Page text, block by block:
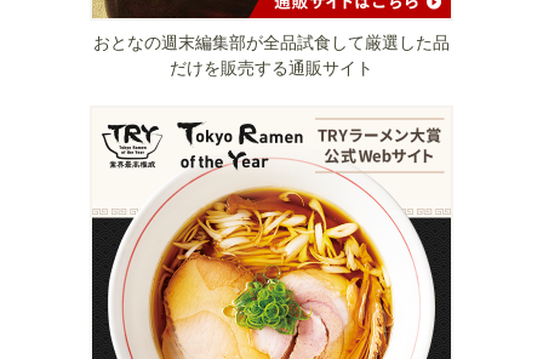
おとなの週末編集部が全品試食して厳選した品
だけを販売する通販サイト